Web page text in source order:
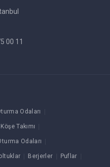
00 11
Odaları
Takımı
Odaları
Berjerler Puflar